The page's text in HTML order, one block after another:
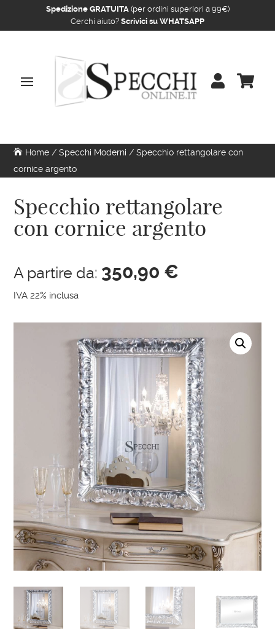
Spedizione GRATUITA(per ordini superiori a 99€)
Cerchi aiuto? Scrivici su WHATSAPP
 
Home /Specchi Moderni / Specchio rettangolare con
cornice argento
Specchio rettangolare
con cornice argento
A partire da: 350,90 €
IVA 22% inclusa